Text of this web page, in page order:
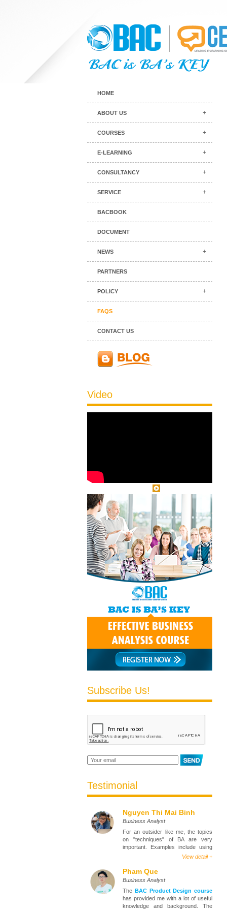
HOME
ABOUT US
COURSES
E-LEARNING
CONSULTANCY
SERVICE
BACBOOK
DOCUMENT
NEWS
PARTNERS
POLICY
FAQS
CONTACT US
Video
Subscribe Us!
Testimonial
Nguyen Thi Mai Binh
Business Analyst
For an outsider like me, the topics
on "techniques" of BA are very
important. Examples include using
diagrams to model the requirement,
At the course of
Business Analysis
a very enthusiastic and caring
person. In addition to sharing
practical experiences in class, he
View detail +
Pham Que
Business Analyst
The BAC Product Design course
has provided me with a lot of useful
knowledge and background. The